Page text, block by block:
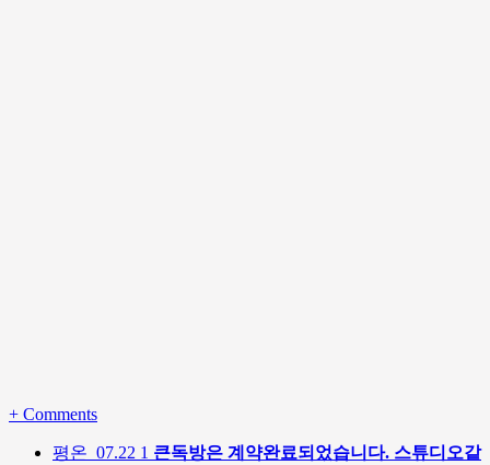
+ Comments
평온 07.22 1 큰독방은 계약완료되었습니다. 스튜디오같